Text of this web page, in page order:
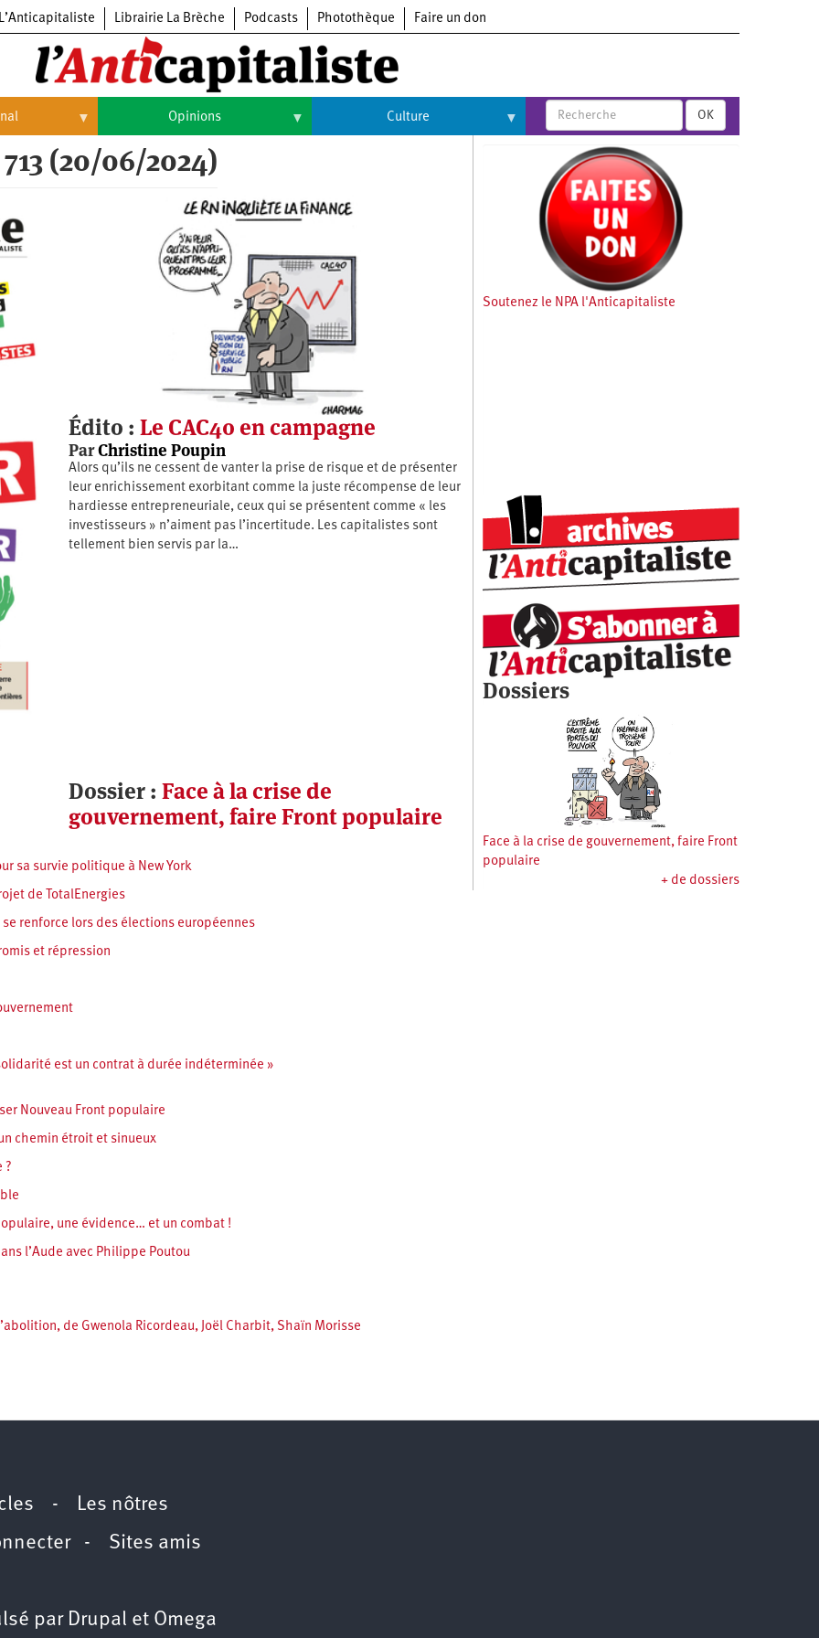
L’Anticapitaliste Librairie La Brèche Podcasts Photothèque Faire un don
Opinions
Opinions
Culture
Expositions
Musique
OK
(20/06/2024)
Édito : Le CAC40 en campagne
ParChristine Poupin
Alors qu’ils ne cessent de vanter la prise de risque et de présenter
leur enrichissement exorbitant comme la juste récompense de leur
hardiesse entrepreneuriale, ceux qui se présentent comme « les
investisseurs » n’aiment pas l’incertitude. Les capitalistes sont
tellement bien servis par la…
Dossier : Face à la crise de
gouvernement, faire Front populaire
sa survie politique à New York
de TotalEnergies
renforce lors des élections européennes
et répression
est un contrat à durée indéterminée »
Nouveau Front populaire
chemin étroit et sinueux
?
une évidence… et un combat !
l’Aude avec Philippe Poutou
de Gwenola Ricordeau, Joël Charbit, Shaïn Morisse
Soutenez le NPA l'Anticapitaliste
Dossiers
Face à la crise de gouvernement, faire Front
populaire
+ de dossiers
- Les nôtres
- Sites amis
par Drupal et Omega